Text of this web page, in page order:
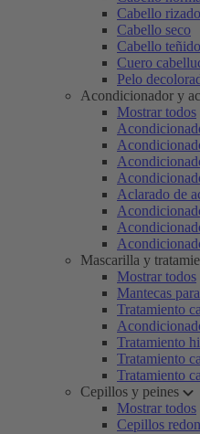
Cabello rizado
Cabello seco
Cabello teñido
Cuero
Pelo
Acondicionador y
Mostrar todos
Aclarado de
Mascarilla y
Mostrar todos
Mantecas
Tratamiento
Tratamiento
Tratamiento
Tratamiento
Cepillos y peines
Mostrar todos
Cepillos